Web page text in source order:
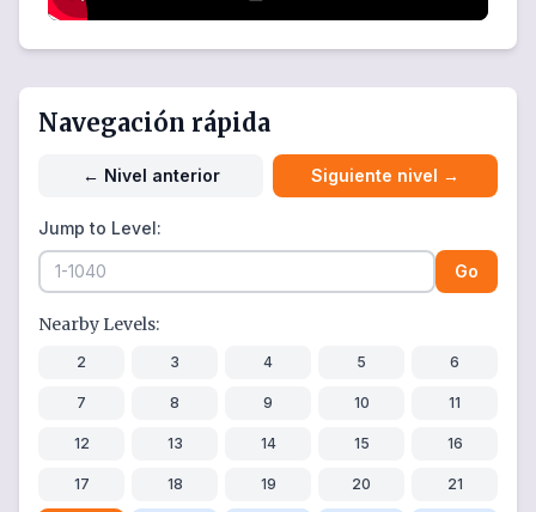
Navegación rápida
← Nivel anterior Siguiente nivel →
Jump to Level:
Go
Nearby Levels:
2 3 4 5 6
7 8 9 10 11
12 13 14 15 16
17 18 19 20 21